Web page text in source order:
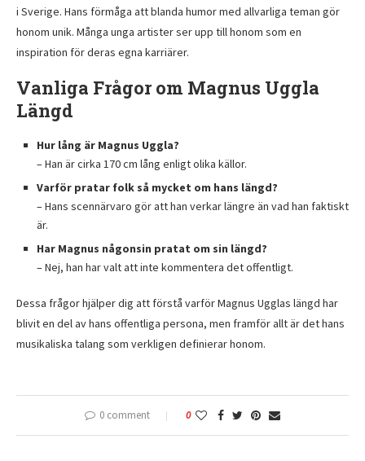
i Sverige. Hans förmåga att blanda humor med allvarliga teman gör
honom unik. Många unga artister ser upp till honom som en
inspiration för deras egna karriärer.
Vanliga Frågor om Magnus Uggla
Längd
Hur lång är Magnus Uggla?
– Han är cirka 170 cm lång enligt olika källor.
Varför pratar folk så mycket om hans längd?
– Hans scennärvaro gör att han verkar längre än vad han faktiskt
är.
Har Magnus någonsin pratat om sin längd?
– Nej, han har valt att inte kommentera det offentligt.
Dessa frågor hjälper dig att förstå varför Magnus Ugglas längd har
blivit en del av hans offentliga persona, men framför allt är det hans
musikaliska talang som verkligen definierar honom.
0 comment 0